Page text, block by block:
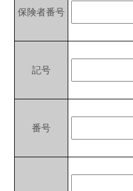
保険者番号
記号
番号